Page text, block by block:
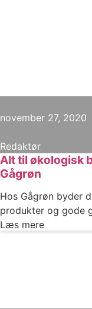
november 27, 2020
Redaktør
Alt til økologisk
Gågrøn
Hos Gågrøn byder
produkter og gode
Læs mere